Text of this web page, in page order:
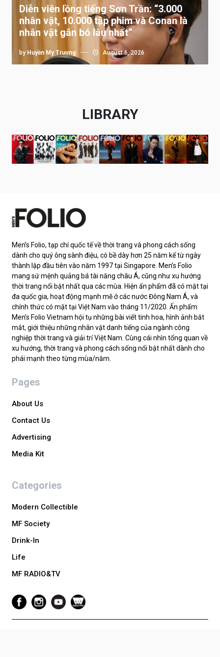
Diễn viên lồng tiếng Sơn Trần: “3.000
nhân vật, 10.000 tập phim và Conan là
nhân vật gắn bó lâu nhất”
by Huyền My Trương August 6, 2026
LIBRARY
Men’s Folio, tạp chí quốc tế về thời trang và phong cách sống
dành cho quý ông sành điệu, có bề dày hơn 25 năm kể từ ngày
thành lập đầu tiên vào năm 1997 tại Singapore. Men’s Folio
mang sứ mệnh quảng bá tài năng châu Á, cũng như xu hướng
thời trang nổi bật nhất qua các mùa. Hiện ấn phẩm đã có mặt tại
đa quốc gia, hoạt động mạnh mẽ ở các nước Đông Nam Á, và
chính thức có mặt tại Việt Nam vào tháng 11/2020. Ấn phẩm
Men’s Folio Vietnam hội tụ những bài viết tinh hoa, hình ảnh bắt
mắt, giới thiệu những nhân vật danh tiếng của ngành công
nghiệp thời trang và giải trí Việt Nam. Cùng cái nhìn tổng quan về
xu hướng, thời trang và phong cách sống nổi bật nhất dành cho
phái mạnh theo từng mùa/năm.
Pages
About Us
Contact Us
Advertising
Media Kit
Categories
Modern Collectible
MF Society
Drink-In
Life
MF RADIO&TV